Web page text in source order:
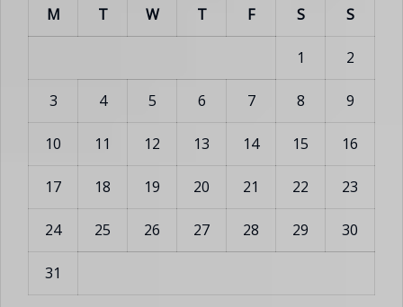
M T W T F S S
1 2
3 4 5 6 7 8 9
10 11 12 13 14 15 16
17 18 19 20 21 22 23
24 25 26 27 28 29 30
31